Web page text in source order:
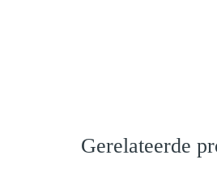
Gerelateerde